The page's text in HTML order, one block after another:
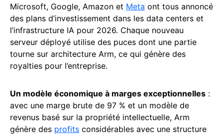
Microsoft, Google, Amazon et Meta ont tous annoncé
des plans d’investissement dans les data centers et
l’infrastructure IA pour 2026. Chaque nouveau
serveur déployé utilise des puces dont une partie
tourne sur architecture Arm, ce qui génère des
royalties pour l’entreprise.
Un modèle économique à marges exceptionnelles :
avec une marge brute de 97 % et un modèle de
revenus basé sur la propriété intellectuelle, Arm
génère des profits considérables avec une structure